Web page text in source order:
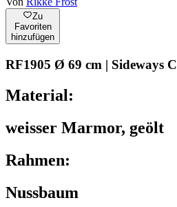
Zu
Favoriten
hinzufügen
RF1905 Ø 69 cm | Sideways
Material:
weisser Marmor, geölt
Rahmen:
Nussbaum